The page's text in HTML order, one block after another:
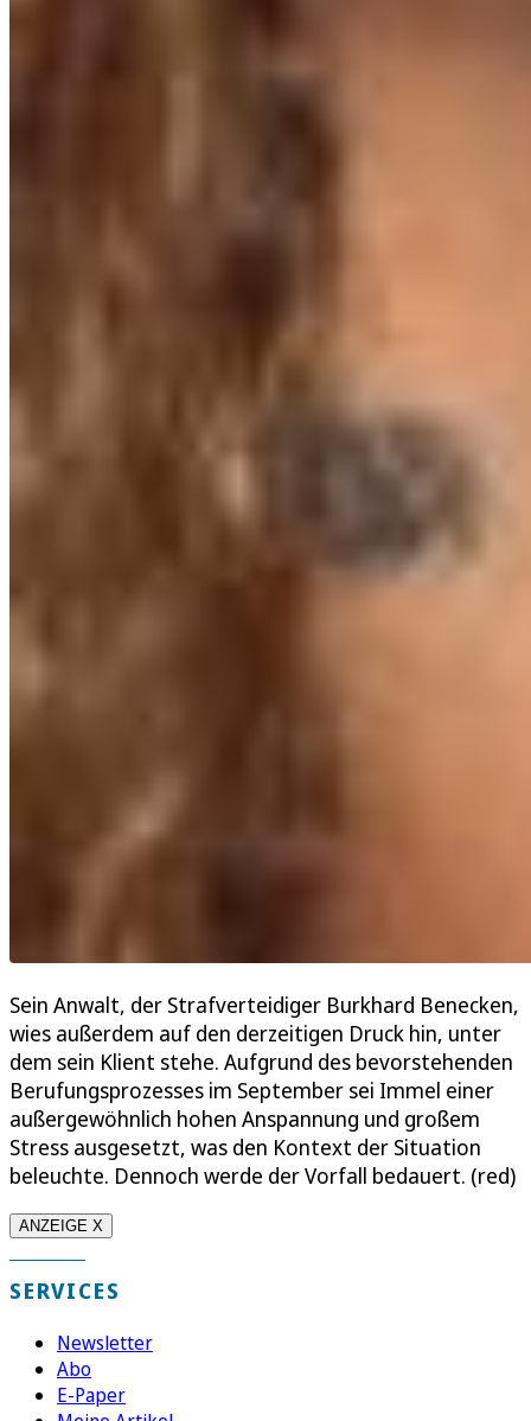
Sein Anwalt, der Strafverteidiger Burkhard Benecken,
wies außerdem auf den derzeitigen Druck hin, unter
dem sein Klient stehe. Aufgrund des bevorstehenden
Berufungsprozesses im September sei Immel einer
außergewöhnlich hohen Anspannung und großem
Stress ausgesetzt, was den Kontext der Situation
beleuchte. Dennoch werde der Vorfall bedauert. (red)
ANZEIGE X
SERVICES
Newsletter
Abo
E-Paper